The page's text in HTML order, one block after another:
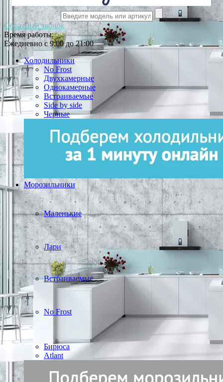
Обратный звонок
Время работы:
Ежедневно с 9:00 до 21:00
Холодильники
No Frost
Двухкамерные
Однокамерные
Встраиваемые
Side by side
Черные
Морозильники
Маленькие
Лари
Встраиваемые
No Frost
Бирюса
Atlant